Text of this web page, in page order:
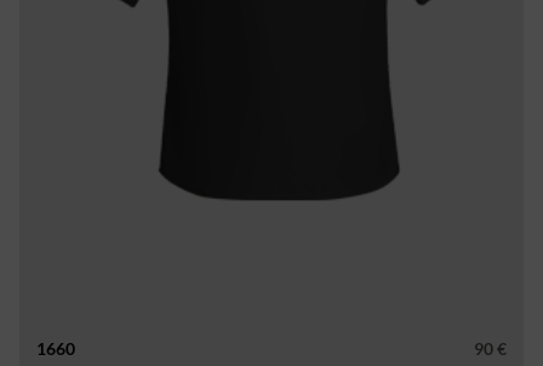
1660
90 €